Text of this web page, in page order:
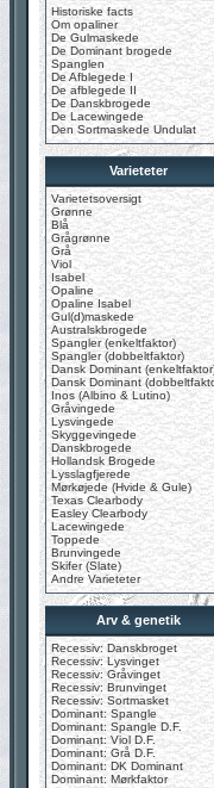
Historiske facts
Om opaliner
De Gulmaskede
De Dominant brogede
Spanglen
De Afblegede I
De afblegede II
De Danskbrogede
De Lacewingede
Den Sortmaskede Undulat
Varieteter
Varietetsoversigt
Grønne
Blå
Grågrønne
Grå
Viol
Isabel
Opaline
Opaline Isabel
Gul(d)maskede
Australskbrogede
Spangler (enkeltfaktor)
Spangler (dobbeltfaktor)
Dansk Dominant
Dansk Dominant
Inos (Albino & Lutino)
Gråvingede
Lysvingede
Skyggevingede
Danskbrogede
Hollandsk Brogede
Lysslagfjerede
Mørkøjede (Hvide & Gule)
Texas Clearbody
Easley Clearbody
Lacewingede
Toppede
Brunvingede
Skifer (Slate)
Andre Varieteter
Arv & genetik
Recessiv: Danskbroget
Recessiv: Lysvinget
Recessiv: Gråvinget
Recessiv: Brunvinget
Recessiv: Sortmasket
Dominant: Spangle
Dominant: Spangle D.F.
Dominant: Viol D.F.
Dominant: Grå D.F.
Dominant: DK Dominant
Dominant: Mørkfaktor